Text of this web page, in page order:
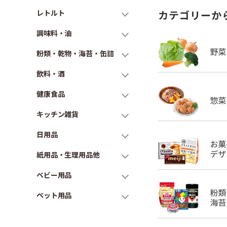
レトルト
調味料・油
粉類・乾物・海苔・缶詰
飲料・酒
健康食品
キッチン雑貨
日用品
紙用品・生理用品他
ベビー用品
ペット用品
カテゴリーか